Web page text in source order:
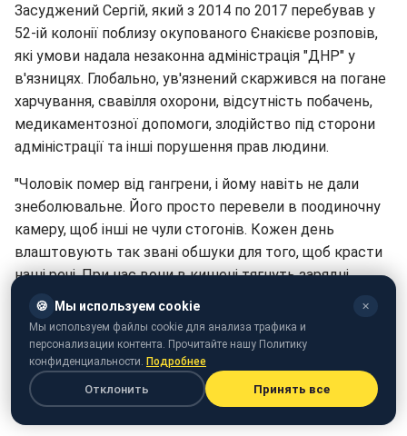
Засуджений Сергій, який з 2014 по 2017 перебував у
52-ій колонії поблизу окупованого Єнакієве розповів,
які умови надала незаконна адміністрація "ДНР" у
в'язницях. Глобально, ув'язнений скаржився на погане
харчування, свавілля охорони, відсутність побачень,
медикаментозної допомоги, злодійство під сторони
адміністрації та інші порушення прав людини.
"Чоловік помер від гангрени, і йому навіть не дали
знеболювальне. Його просто перевели в поодиночну
камеру, щоб інші не чули стогонів. Кожен день
влаштовують так звані обшуки для того, щоб красти
наші речі. При нас вони в кишені тягнуть зарядні
пристрої для електронні цигарки, запальнички, ручки.
Антенний кабель для телевізора – і той вкрали. За
простий телефон кнопковий потрібно платити 1000
рублів в місяць, а якщо його в тебе знайдуть, то
відправлять в карцер", – розповів довічно ув'язнений
Сергій.
🍪 Мы используем cookie ✕
Мы используем файлы cookie для анализа трафика и
персонализации контента. Прочитайте нашу Политику
конфиденциальности. Подробнее
Отклонить Принять все